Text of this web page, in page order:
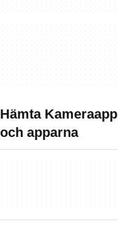
Hämta
och apparna